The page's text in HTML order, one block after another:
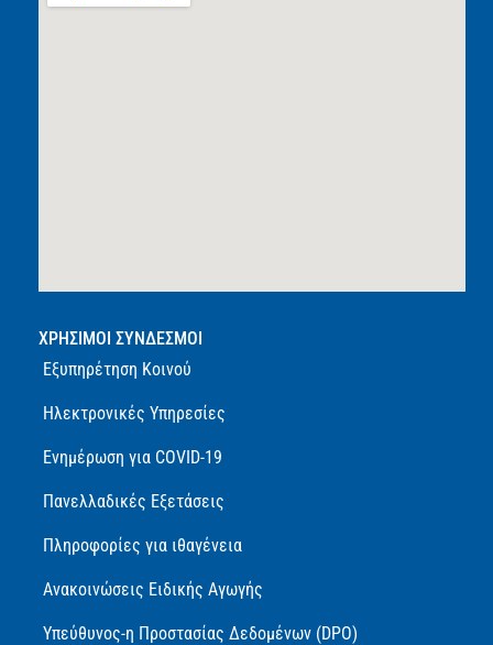
ΧΡΗΣΙΜΟΙ ΣΥΝΔΕΣΜΟΙ
Εξυπηρέτηση Κοινού
Ηλεκτρονικές Υπηρεσίες
Ενημέρωση για COVID-19
Πανελλαδικές Εξετάσεις
Πληροφορίες για ιθαγένεια
Ανακοινώσεις Ειδικής Αγωγής
Υπεύθυνος-η Προστασίας Δεδομένων (DPO)